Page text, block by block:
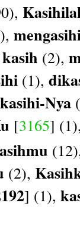
kasih (2),
(1),
Nya
[3165]
(2),
] (1),